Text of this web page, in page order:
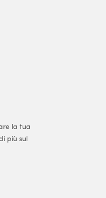
la tua
più sul